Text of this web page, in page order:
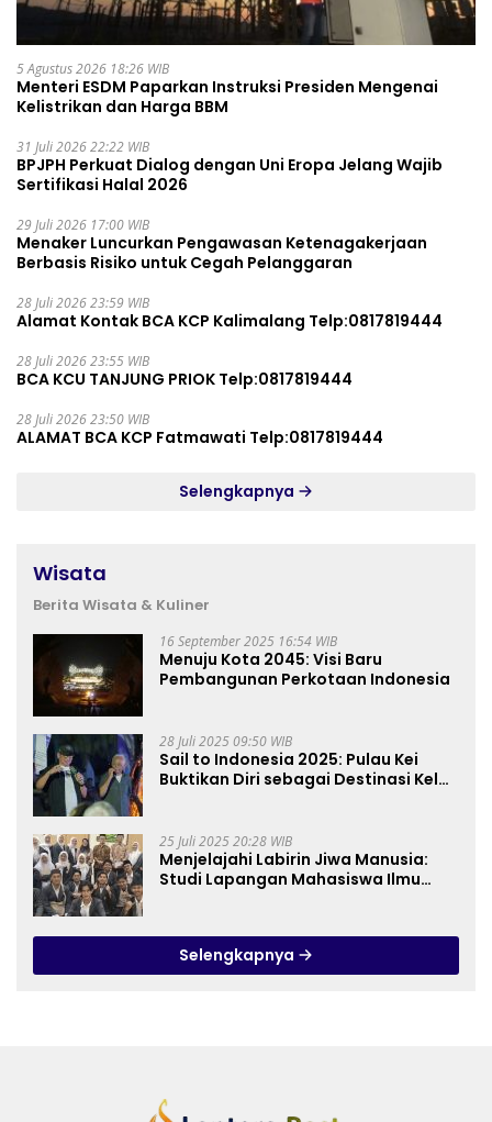
5 Agustus 2026 18:26 WIB
Menteri ESDM Paparkan Instruksi Presiden Mengenai
Kelistrikan dan Harga BBM
31 Juli 2026 22:22 WIB
BPJPH Perkuat Dialog dengan Uni Eropa Jelang Wajib
Sertifikasi Halal 2026
29 Juli 2026 17:00 WIB
Menaker Luncurkan Pengawasan Ketenagakerjaan
Berbasis Risiko untuk Cegah Pelanggaran
28 Juli 2026 23:59 WIB
Alamat Kontak BCA KCP Kalimalang Telp:0817819444
28 Juli 2026 23:55 WIB
BCA KCU TANJUNG PRIOK Telp:0817819444
28 Juli 2026 23:50 WIB
ALAMAT BCA KCP Fatmawati Telp:0817819444
Selengkapnya
Wisata
Berita Wisata & Kuliner
16 September 2025 16:54 WIB
Menuju Kota 2045: Visi Baru
Pembangunan Perkotaan Indonesia
28 Juli 2025 09:50 WIB
Sail to Indonesia 2025: Pulau Kei
Buktikan Diri sebagai Destinasi Kelas
25 Juli 2025 20:28 WIB
Menjelajahi Labirin Jiwa Manusia:
Studi Lapangan Mahasiswa Ilmu
Selengkapnya